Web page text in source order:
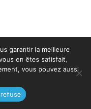
garantir la meilleure
en êtes satisfait,
vous pouvez aussi